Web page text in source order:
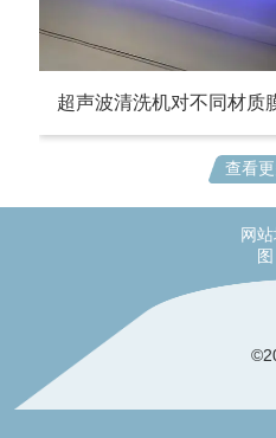
超声波清洗机对不同材质
查看
网
图